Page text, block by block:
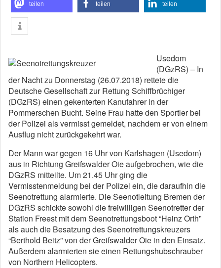
teilen teilen teilen
Usedom
(DGzRS) – In
der Nacht zu Donnerstag (26.07.2018) rettete die
Deutsche Gesellschaft zur Rettung Schiffbrüchiger
(DGzRS) einen gekenterten Kanufahrer in der
Pommerschen Bucht. Seine Frau hatte den Sportler bei
der Polizei als vermisst gemeldet, nachdem er von einem
Ausflug nicht zurückgekehrt war.
Der Mann war gegen 16 Uhr von Karlshagen (Usedom)
aus in Richtung Greifswalder Oie aufgebrochen, wie die
DGzRS mitteilte. Um 21.45 Uhr ging die
Vermisstenmeldung bei der Polizei ein, die daraufhin die
Seenotrettung alarmierte. Die Seenotleitung Bremen der
DGzRS schickte sowohl die freiwilligen Seenotretter der
Station Freest mit dem Seenotrettungsboot “Heinz Orth”
als auch die Besatzung des Seenotrettungskreuzers
“Berthold Beitz” von der Greifswalder Oie in den Einsatz.
Außerdem alarmierten sie einen Rettungshubschrauber
von Northern Helicopters.